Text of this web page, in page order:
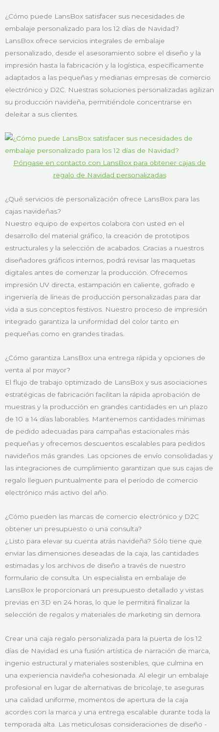
¿Cómo puede LansBox satisfacer sus necesidades de
embalaje personalizado para los 12 días de Navidad?
LansBox ofrece servicios integrales de embalaje
personalizado, desde el asesoramiento sobre el diseño y la
impresión hasta la fabricación y la logística, específicamente
adaptados a las pequeñas y medianas empresas de comercio
electrónico y D2C. Nuestras soluciones personalizadas agilizan
su producción navideña, permitiéndole concentrarse en
deleitar a sus clientes.
Póngase en contacto con LansBox para obtener cajas de
regalo de Navidad personalizadas
¿Qué servicios de personalización ofrece LansBox para las
cajas navideñas?
Nuestro equipo de expertos colabora con usted en el
desarrollo del material gráfico, la creación de prototipos
estructurales y la selección de acabados. Gracias a nuestros
diseñadores gráficos internos, podrá revisar las maquetas
digitales antes de comenzar la producción. Ofrecemos
impresión UV directa, estampación en caliente, gofrado e
ingeniería de líneas de producción personalizadas para dar
vida a sus conceptos festivos. Nuestro proceso de impresión
integrado garantiza la uniformidad del color tanto en
pequeñas como en grandes tiradas.
¿Cómo garantiza LansBox una entrega rápida y opciones de
venta al por mayor?
El flujo de trabajo optimizado de LansBox y sus asociaciones
estratégicas de fabricación facilitan la rápida aprobación de
muestras y la producción en grandes cantidades en un plazo
de 10 a 14 días laborables. Mantenemos cantidades mínimas
de pedido adecuadas para campañas estacionales más
pequeñas y ofrecemos descuentos escalables para pedidos
navideños más grandes. Las opciones de envío consolidadas y
las integraciones de cumplimiento garantizan que sus cajas de
regalo lleguen puntualmente para el período de comercio
electrónico más activo del año.
¿Cómo pueden las marcas de comercio electrónico y D2C
obtener un presupuesto o una consulta?
¿Listo para elevar su cuenta atrás navideña? Sólo tiene que
enviar las dimensiones deseadas de la caja, las cantidades
estimadas y los archivos de diseño a través de nuestro
formulario de consulta. Un especialista en embalaje de
LansBox le proporcionará un presupuesto detallado y vistas
previas en 3D en 24 horas, lo que le permitirá finalizar la
selección de regalos y materiales de marketing sin demora.
Crear una caja regalo personalizada para la puerta de los 12
días de Navidad es una fusión artística de narración de marca,
ingenio estructural y materiales sostenibles, que culmina en
una experiencia navideña cohesionada. Al elegir un embalaje
profesional en lugar de alternativas de bricolaje, te aseguras
una calidad uniforme, momentos de apertura de la caja
acordes con la marca y una entrega escalable durante toda la
temporada alta. Las meticulosas consideraciones de diseño -